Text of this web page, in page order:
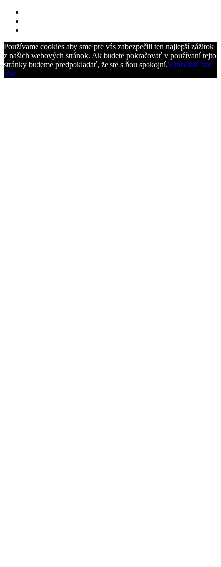
Používame cookies aby sme pre vás zabezpečili ten najlepší zážitok
z našich webových stránok. Ak budete pokračovať v používaní tejto
stránky budeme predpokladať, že ste s ňou spokojní.SúhlasímČítať
viac